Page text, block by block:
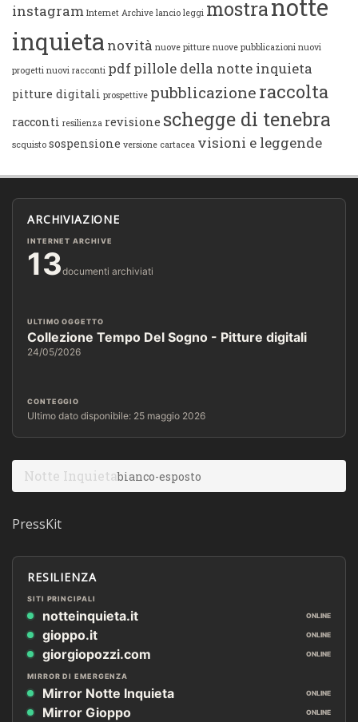
instagram Internet Archive lancio leggi mostranotte
inquieta novità nuove pitture nuove pubblicazioni nuovi
progetti nuovi racconti pdfpillole della notte inquieta
pitture digitali prospettive pubblicazione raccolta
racconti resilienza revisione schegge di tenebra
scquisto sospensione versione cartacea visioni e leggende
ARCHIVIAZIONE
INTERNET ARCHIVE
13documenti archiviati
ULTIMO OGGETTO
Collezione Tempo Del Sogno - Pitture digitali
24/05/2026
CONTEGGIO
Ultimo dato disponibile: 25 maggio 2026
Notte Inquietabianco-esposto
PressKit
RESILIENZA
SITI PRINCIPALI
notteinquieta.it ONLINE
gioppo.it ONLINE
giorgiopozzi.com ONLINE
MIRROR DI EMERGENZA
Mirror Notte Inquieta ONLINE
Mirror Gioppo ONLINE